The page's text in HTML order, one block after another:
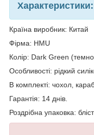
Характеристики:
Країна виробник: Китай
Фірма: HMU
Колір: Dark Green
Особливості: рідкий
В комплекті: чохол,
Гарантія: 14 днів.
Роздрібна упаковка: